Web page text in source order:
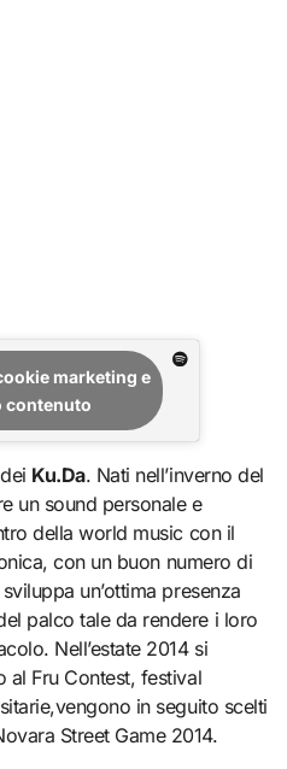
marketing e
contenuto
Ku.Da. Nati nell’inverno del
un sound personale e
della world music con il
con un buon numero di
un’ottima presenza
palco tale da rendere i loro
Nell’estate 2014 si
Fru Contest, festival
in seguito scelti
Street Game 2014.